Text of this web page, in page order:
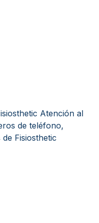
Atención al
de teléfono,
Fisiosthetic